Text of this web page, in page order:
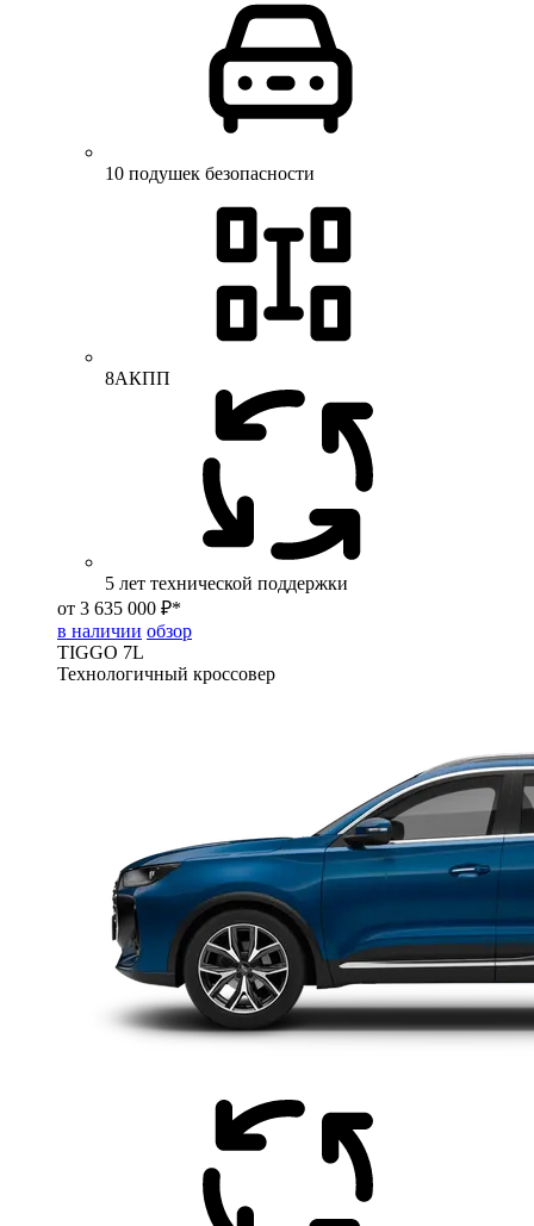
10 подушек безопасности
8АКПП
5 лет технической поддержки
от 3 635 000 ₽*
в наличии обзор
TIGGO 7L
Технологичный кроссовер